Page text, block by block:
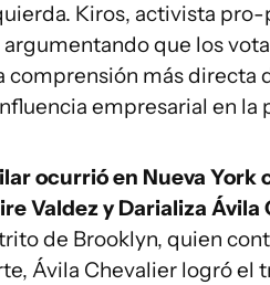
Kiros, activista
que los
comprensión más directa
empresarial en la
ocurrió en Nueva
Valdez y Darializa Ávila
de Brooklyn, quien
Ávila Chevalier logró el